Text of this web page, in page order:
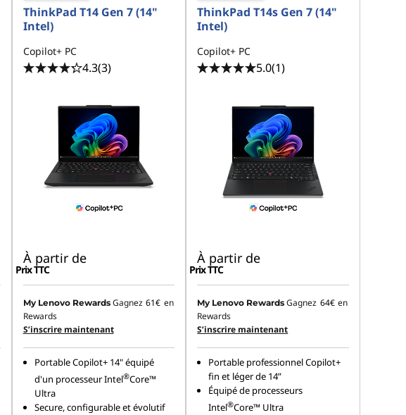
ThinkPad T14 Gen 7 (14"
Intel)
Copilot+ PC
4.3(3)
À partir de
Prix TTC
My Lenovo Rewards Gagnez 61€ en
Rewards
S’inscrire maintenant
Portable Copilot+ 14" équipé
d'un processeur Intel®Core™
Ultra
Secure, configurable et évolutif
ThinkPad T14s Gen 7 (14"
Intel)
Copilot+ PC
5.0(1)
À partir de
Prix TTC
My Lenovo Rewards Gagnez 64€ en
Rewards
S’inscrire maintenant
Portable professionnel Copilot+
fin et léger de 14”
Équipé de processeurs
Intel®Core™ Ultra